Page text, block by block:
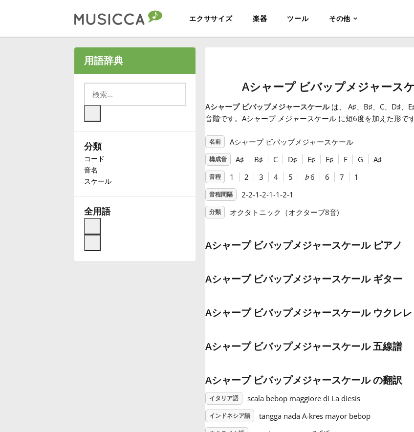
エクササイズ 楽器 ツール その他
Български
Deutsch
Español
Français
用語辞典
分類
コード
音名
スケール
全用語
Aシャープ ビバップメジャース
Aシャープ ビバップメジャースケールは、 A♯、B♯、C、D♯、E
音階です。Aシャープ メジャースケール に短6度を加えた形です
名前 Aシャープ ビバップメジャースケール
構成音 A♯ B♯ C D♯ E♯ F♯ F G A♯
音程 1 2 3 4 5 ♭6 6 7 1
音程間隔 2-2-1-2-1-1-2-1
分類 オクタトニック（オクターブ8音)
Aシャープ ビバップメジャースケール ピアノ
Aシャープ ビバップメジャースケール ギター
Aシャープ ビバップメジャースケール ウクレレ
Aシャープ ビバップメジャースケール 五線譜
Aシャープ ビバップメジャースケール の翻訳
イタリア語 scala bebop maggiore di La diesis
インドネシア語 tangga nada A-kres mayor bebop